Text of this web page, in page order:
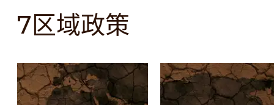
7区域政策